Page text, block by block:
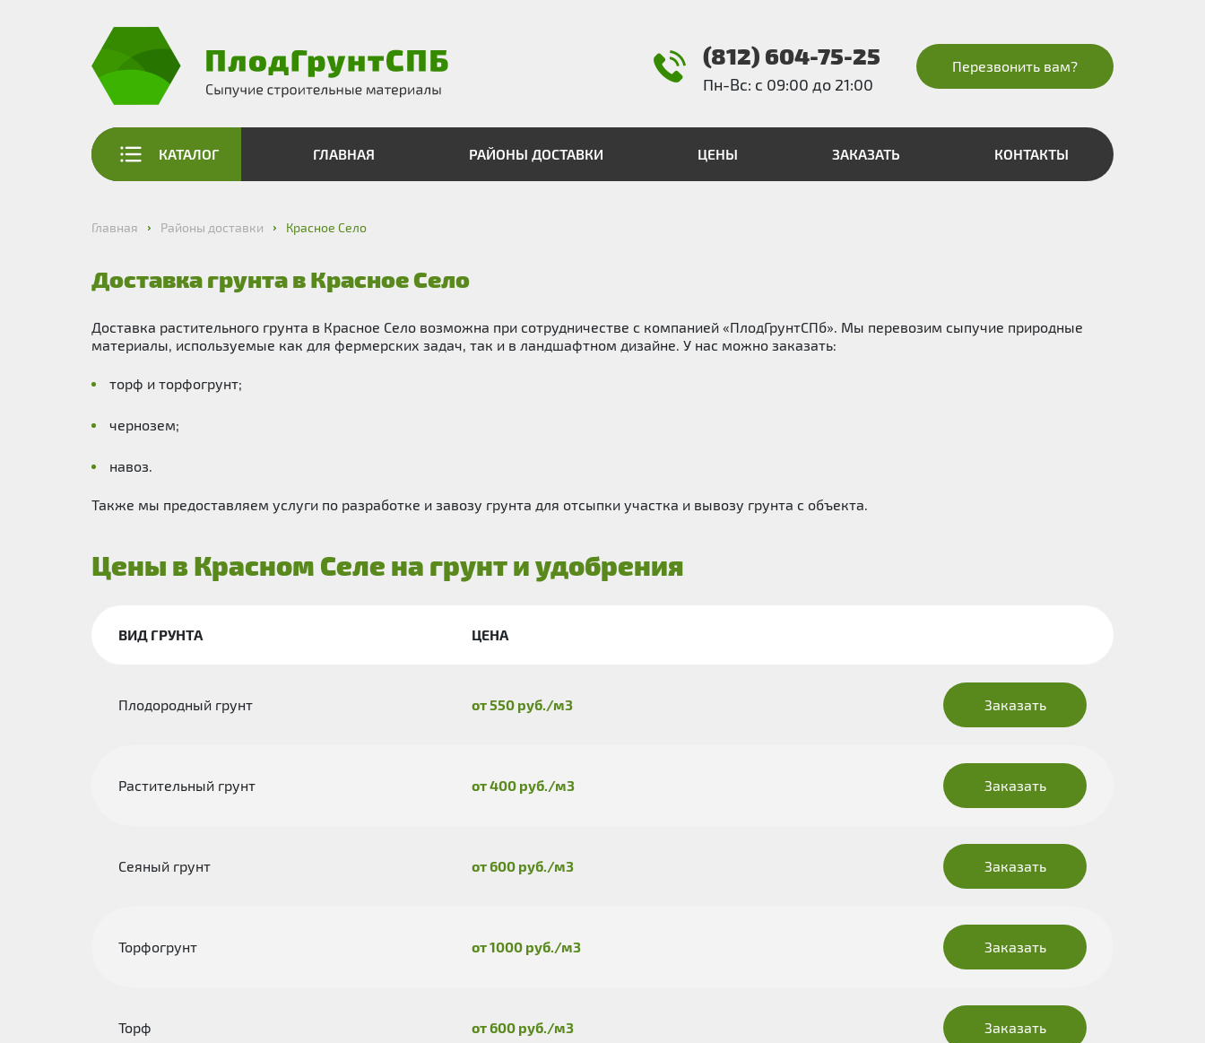
(812) 604-75-25
Пн-Вс: с 09:00 до 21:00
Перезвонить вам?
КАТАЛОГ ГЛАВНАЯ РАЙОНЫ ДОСТАВКИ ЦЕНЫ ЗАКАЗАТЬ КОНТАКТЫ
Главная Районы доставки Красное Село
Доставка грунта в Красное Село
Доставка растительного грунта в Красное Село возможна при сотрудничестве с компанией «ПлодГрунтСПб». Мы перевозим сыпучие природные
материалы, используемые как для фермерских задач, так и в ландшафтном дизайне. У нас можно заказать:
торф и торфогрунт;
чернозем;
навоз.
Также мы предоставляем услуги по разработке и завозу грунта для отсыпки участка и вывозу грунта с объекта.
Цены в Красном Селе на грунт и удобрения
ВИД ГРУНТА ЦЕНА
Плодородный грунт от 550 руб./м3 Заказать
Растительный грунт от 400 руб./м3 Заказать
Сеяный грунт от 600 руб./м3 Заказать
Торфогрунт от 1000 руб./м3 Заказать
Торф от 600 руб./м3 Заказать